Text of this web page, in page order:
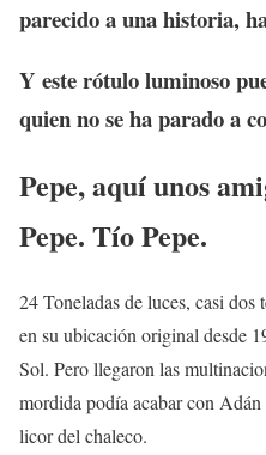
parecido a una historia,
Y este rótulo luminoso
quien no se ha parado a
Pepe, aquí unos
Pepe. Tío Pepe.
24 Toneladas de luces, casi dos
en su ubicación original desde
Sol. Pero llegaron las
mordida podía acabar con
licor del chaleco.